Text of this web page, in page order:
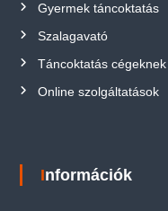
Gyermek táncoktatás
Szalagavató
Táncoktatás cégeknek
Online szolgáltatások
Információk